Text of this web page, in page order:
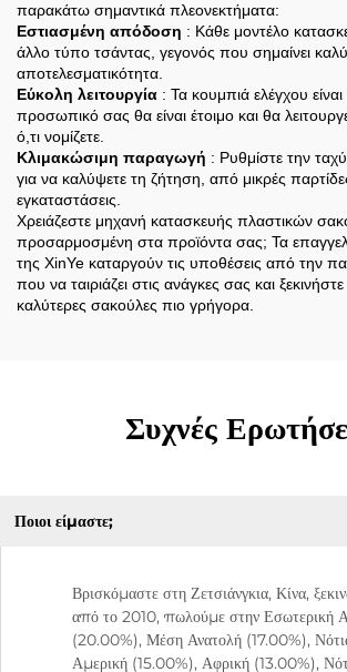
παρακάτω σημαντικά πλεονεκτήματα:
Εστιασμένη απόδοση : Κάθε μοντέλο
άλλο τύπο τσάντας, γεγονός που σημαίνει
αποτελεσματικότητα.
Εύκολη λειτουργία : Τα κουμπιά ελέγχου
προσωπικό σας θα είναι έτοιμο και θα
ό,τι νομίζετε.
Κλιμακώσιμη παραγωγή : Ρυθμίστε την
για να καλύψετε τη ζήτηση, από μικρές
εγκαταστάσεις.
Χρειάζεστε μηχανή κατασκευής πλαστικών
προσαρμοσμένη στα προϊόντα σας; Τα
της XinYe καταργούν τις υποθέσεις από την
που να ταιριάζει στις ανάγκες σας και
καλύτερες σακούλες πιο γρήγορα.
Συχνές
Ποιοι είμαστε;
Βρισκόμαστε στη Ζετσιάνγκια, Κίνα,
από το 2010, πωλούμε στην Εσωτερική
(20.00%), Μέση Ανατολή (17.00%),
Αμερική (15.00%), Αφρική (13.00%),